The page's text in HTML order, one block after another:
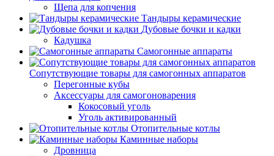
Щепа для копчения
Тандыры керамические
Дубовые бочки и кадки
Кадушка
Самогонные аппараты
Сопутствующие товары для самогонных аппаратов
Перегонные кубы
Аксессуары для самогоноварения
Кокосовый уголь
Уголь активированный
Отопительные котлы
Каминные наборы
Дровница